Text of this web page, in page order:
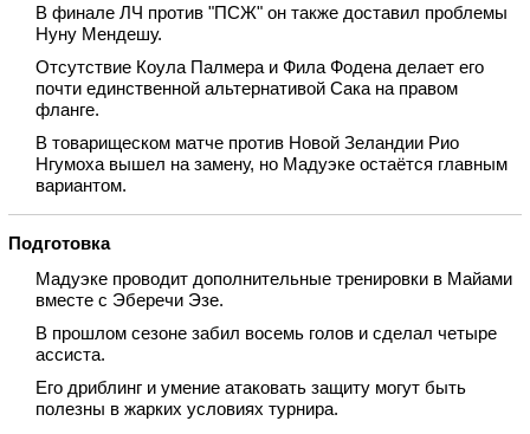
В финале ЛЧ против "ПСЖ" он также доставил проблемы
Нуну Мендешу.
Отсутствие Коула Палмера и Фила Фодена делает его
почти единственной альтернативой Сака на правом
фланге.
В товарищеском матче против Новой Зеландии Рио
Нгумоха вышел на замену, но Мадуэке остаётся главным
вариантом.
Подготовка
Мадуэке проводит дополнительные тренировки в Майами
вместе с Эберечи Эзе.
В прошлом сезоне забил восемь голов и сделал четыре
ассиста.
Его дриблинг и умение атаковать защиту могут быть
полезны в жарких условиях турнира.